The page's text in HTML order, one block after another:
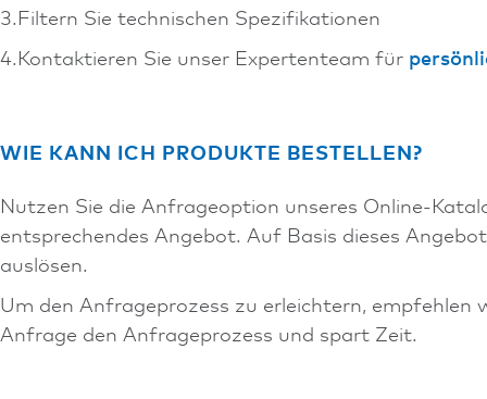
3.Filtern Sie technischen Spezifikationen
4.Kontaktieren Sie unser Expertenteam für
WIE KANN ICH PRODUKTE BESTELLEN?
Nutzen Sie die Anfrageoption unseres Online-
entsprechendes Angebot. Auf Basis dieses
auslösen.
Um den Anfrageprozess zu erleichtern, empfehlen
Anfrage den Anfrageprozess und spart Zeit.